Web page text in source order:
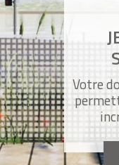
Votre